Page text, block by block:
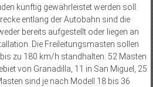
künftig gewährleistet werden soll.
entlang der Autobahn sind die
bereits aufgestellt oder liegen an
Die Freileitungsmasten sollen
zu 180 km/h standhalten. 52 Masten
von Granadilla, 11 in San Miguel, 25
sind je nach Modell 18 bis 36